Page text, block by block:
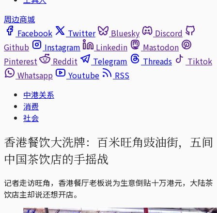
周边商城
Facebook
Twitter Bluesky
Discord
Github
Instagram Linkedin
Mastodon
Pinterest
Reddit Telegram Threads
Tiktok
Whatsapp
Youtube
RSS
中港关系
消费
社会
香港餐饮大洗牌：百米旺角豉油街，五间
中国茶饮店的手摇战
记者走访旺角，香港餐厅老板说为生意倒贴十万港元，大陆茶
饮店主却说还想开店。